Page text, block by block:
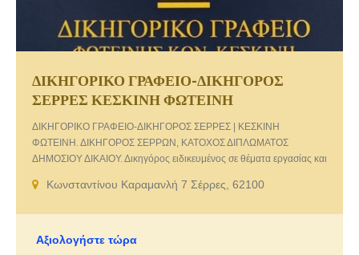
ΔΙΚΗΓΟΡΙΚΟ ΓΡΑΦΕΙΟ-ΔΙΚΗΓΟΡΟΣ
ΣΕΡΡΕΣ ΚΕΣΚΙΝΗ ΦΩΤΕΙΝΗ
ΔΙΚΗΓΟΡΙΚΟ ΓΡΑΦΕΙΟ-ΔΙΚΗΓΟΡΟΣ ΣΕΡΡΕΣ | ΚΕΣΚΙΝΗ
ΦΩΤΕΙΝΗ. ΔΙΚΗΓΟΡΟΣ ΣΕΡΡΩΝ, ΚΑΤΟΧΟΣ ΔΙΠΛΩΜΑΤΟΣ
ΔΗΜΟΣΙΟΥ ΔΙΚΑΙΟΥ. Δικηγόρος ειδικευμένος σε θέματα εργασίας και
Κωνσταντίνου Καραμανλή 7 Σέρρες, 62100
Αξιολογήστε τώρα